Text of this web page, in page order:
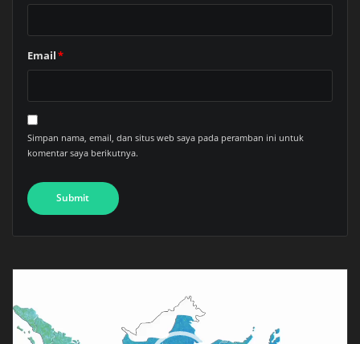
Email*
Simpan nama, email, dan situs web saya pada peramban ini untuk
komentar saya berikutnya.